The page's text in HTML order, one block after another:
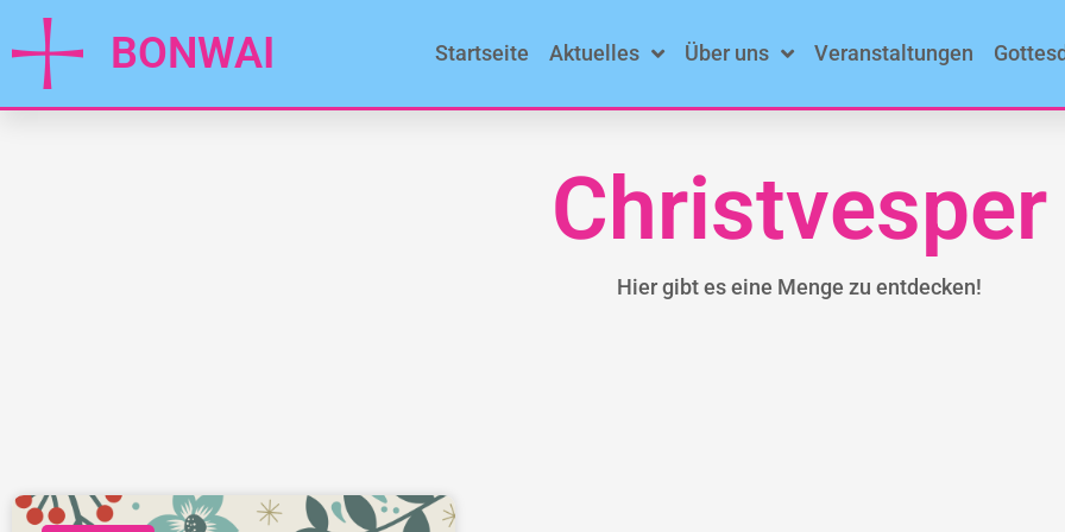
BONWAI Startseite Aktuelles Über uns Veranstaltungen
Christvesper
Hier gibt es eine Menge zu entdecken!